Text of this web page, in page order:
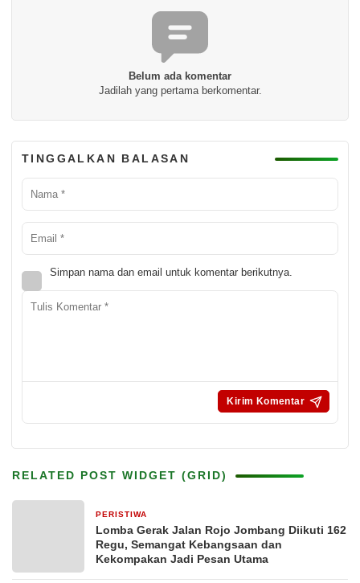
Belum ada komentar
Jadilah yang pertama berkomentar.
TINGGALKAN BALASAN
Simpan nama dan email untuk komentar berikutnya.
RELATED POST WIDGET (GRID)
PERISTIWA
Lomba Gerak Jalan Rojo Jombang Diikuti 162
Regu, Semangat Kebangsaan dan
Kekompakan Jadi Pesan Utama